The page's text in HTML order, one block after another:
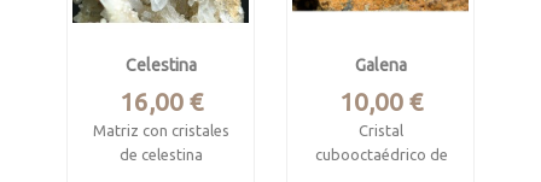
Celestina
Precio
16,00 €
Matriz con cristales
de celestina
Galena
Precio
10,00 €
Cristal
cubooctaédrico de